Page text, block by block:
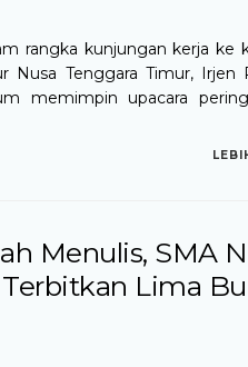
rangka kunjungan kerja ke
Nusa Tenggara Timur, Irjen
memimpin upacara
Menulis, SMA
Lima